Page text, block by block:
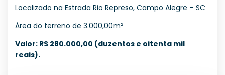
Localizado na Estrada Rio Represo, Campo Alegre – SC
Área do terreno de 3.000,00m²
Valor: R$ 280.000,00 (duzentos e oitenta mil
reais).